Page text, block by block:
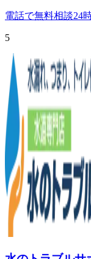
電話で無料相談24
5